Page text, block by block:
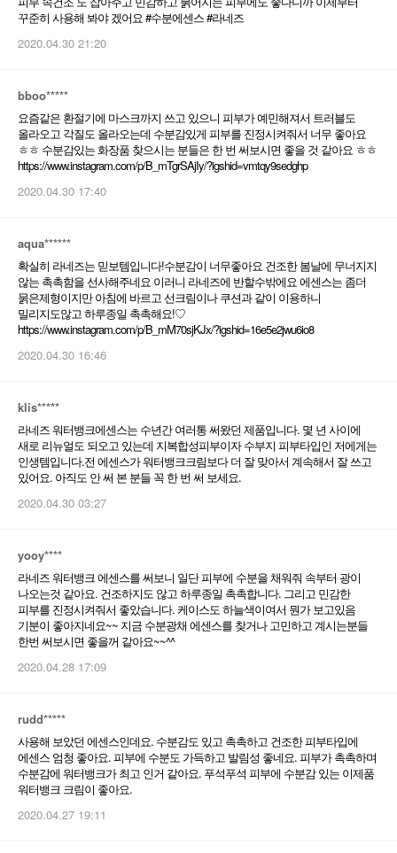
꾸준히 사용해 봐야 겠어요 #수분에센스 #라네즈
2020.04.30 21:20
bboo*****
요즘같은 환절기에 마스크까지 쓰고 있으니 피부가 예민해져서 트러블도
올라오고 각질도 올라오는데 수분감있게 피부를 진정시켜줘서 너무 좋아요
ㅎㅎ 수분감있는 화장품 찾으시는 분들은 한 번 써보시면 좋을 것 같아요 ㅎㅎ
https://www.instagram.com/p/B_mTgrSAjIy/?igshid=vmtqy9sedghp
2020.04.30 17:40
aqua******
확실히 라네즈는 믿보템입니다!수분감이 너무좋아요 건조한 봄날에 무너지지
않는 촉촉함을 선사해주네요 이러니 라네즈에 반할수밖에요 에센스는 좀더
묽은제형이지만 아침에 바르고 선크림이나 쿠션과 같이 이용하니
밀리지도않고 하루종일 촉촉해요!♡
https://www.instagram.com/p/B_mM70sjKJx/?igshid=16e5e2jwu6io8
2020.04.30 16:46
klis*****
라네즈 워터뱅크에센스는 수년간 여러통 써왔던 제품입니다. 몇 년 사이에
새로 리뉴얼도 되오고 있는데 지복합성피부이자 수부지 피부타입인 저에게는
인생템입니다.전 에센스가 워터뱅크크림보다 더 잘 맞아서 계속해서 잘 쓰고
있어요. 아직도 안 써 본 분들 꼭 한 번 써 보세요.
2020.04.30 03:27
yooy****
라네즈 워터뱅크 에센스를 써보니 일단 피부에 수분을 채워줘 속부터 광이
나오는것 같아요. 건조하지도 않고 하루종일 촉촉합니다. 그리고 민감한
피부를 진정시켜줘서 좋았습니다. 케이스도 하늘색이여서 뭔가 보고있음
기분이 좋아지네요~~ 지금 수분광채 에센스를 찾거나 고민하고 계시는분들
한번 써보시면 좋을꺼 같아요~~^^
2020.04.28 17:09
rudd*****
사용해 보았던 에센스인데요. 수분감도 있고 촉촉하고 건조한 피부타입에
에센스 엄청 좋아요. 피부에 수분도 가득하고 발림성 좋네요. 피부가 촉촉하며
수분감에 워터뱅크가 최고 인거 같아요. 푸석푸석 피부에 수분감 있는 이제품
워터뱅크 크림이 좋아요.
2020.04.27 19:11